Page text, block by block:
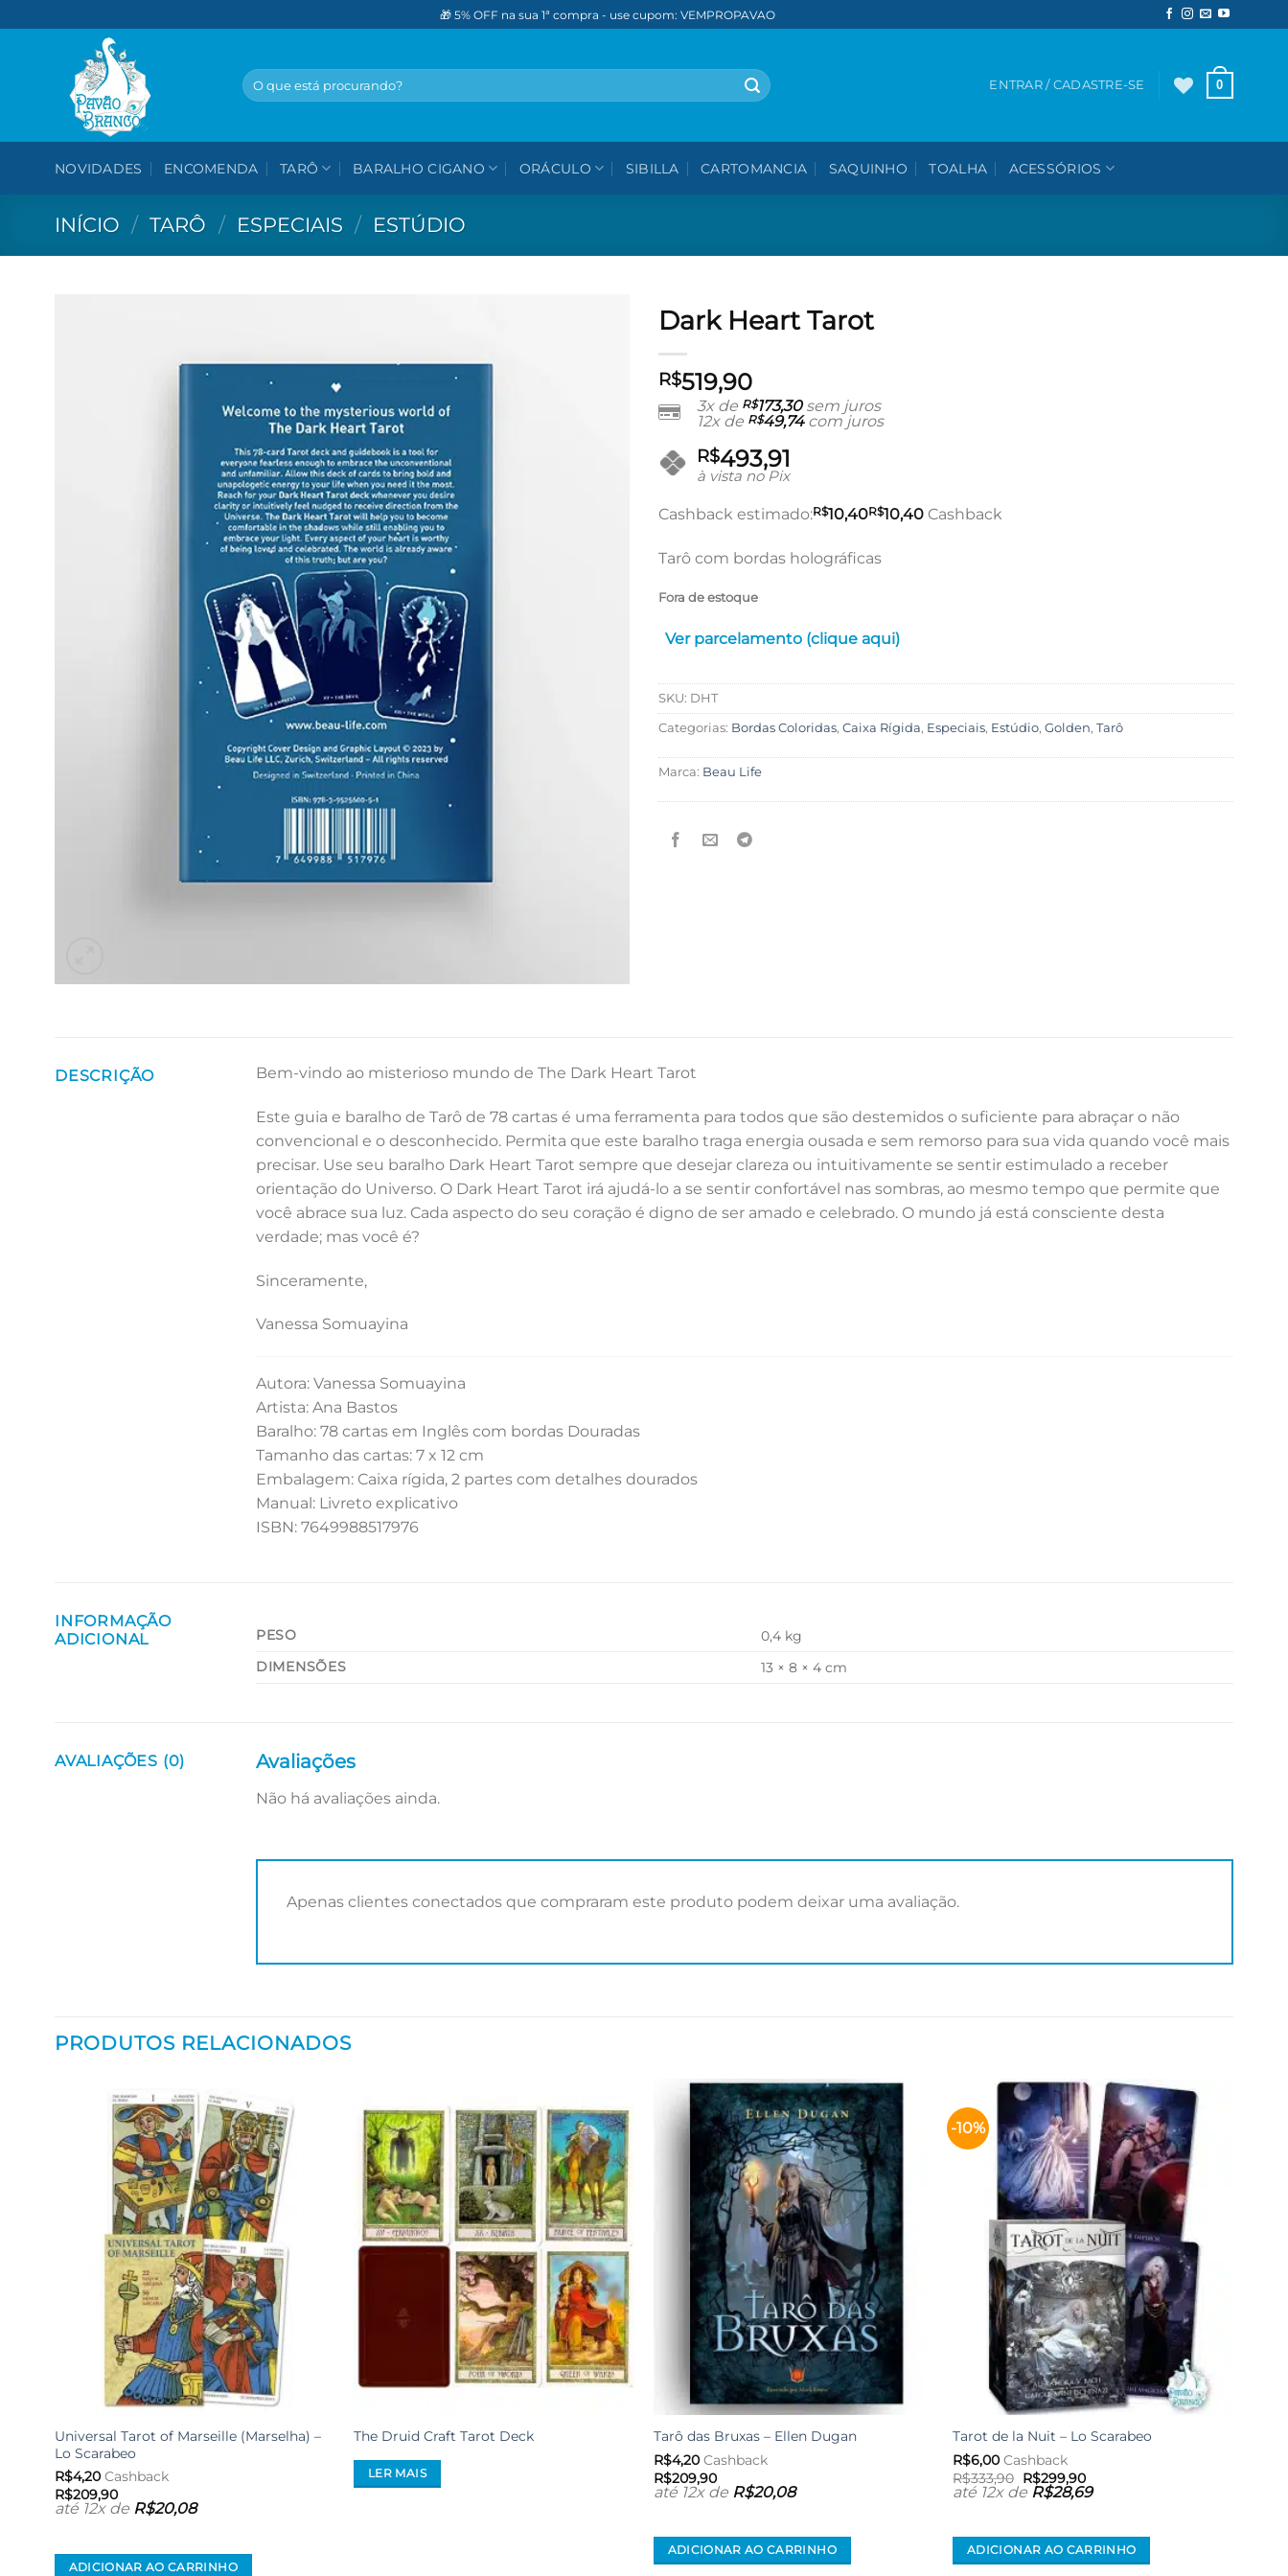
to
🎁 5% OFF na sua 1ª compra - use cupom: VEMPROPAVAO
Pesquisar
por:
ENTRAR / CADASTRE-SE 0
NOVIDADES ENCOMENDA TARÔ BARALHO CIGANO ORÁCULO SIBILLA CARTOMANCIA SAQUINHO TOALHA ACESSÓRIOS
INÍCIO / TARÔ / ESPECIAIS / ESTÚDIO
Dark Heart Tarot
R$519,90
3x de R$173,30sem juros
12x de R$49,74com juros
R$493,91
à vista no Pix
Cashback estimado:R$10,40R$10,40 Cashback
Tarô com bordas holográficas
Fora de estoque
Ver parcelamento (clique aqui)
SKU: DHT
Categorias: Bordas Coloridas, Caixa Rígida, Especiais, Estúdio, Golden, Tarô
Marca: Beau Life
DESCRIÇÃO Bem-vindo ao misterioso mundo de The Dark Heart Tarot
Este guia e baralho de Tarô de 78 cartas é uma ferramenta para todos que são destemidos o suficiente para abraçar o não
convencional e o desconhecido. Permita que este baralho traga energia ousada e sem remorso para sua vida quando você mais
precisar. Use seu baralho Dark Heart Tarot sempre que desejar clareza ou intuitivamente se sentir estimulado a receber
orientação do Universo. O Dark Heart Tarot irá ajudá-lo a se sentir confortável nas sombras, ao mesmo tempo que permite que
você abrace sua luz. Cada aspecto do seu coração é digno de ser amado e celebrado. O mundo já está consciente desta
verdade; mas você é?
Sinceramente,
Vanessa Somuayina
Autora: Vanessa Somuayina
Artista: Ana Bastos
Baralho: 78 cartas em Inglês com bordas Douradas
Tamanho das cartas: 7 x 12 cm
Embalagem: Caixa rígida, 2 partes com detalhes dourados
Manual: Livreto explicativo
ISBN: 7649988517976
INFORMAÇÃO
ADICIONAL
PESO
0,4 kg
DIMENSÕES
13 × 8 × 4 cm
AVALIAÇÕES (0) Avaliações
Não há avaliações ainda.
Apenas clientes conectados que compraram este produto podem deixar uma avaliação.
PRODUTOS RELACIONADOS
Adicionar
aos meus
desejos
Universal Tarot of Marseille (Marselha) –
Lo Scarabeo
R$4,20Cashback
R$209,90
até 12x de R$20,08
ADICIONAR AO CARRINHO
Adicionar
aos meus
desejos
The Druid Craft Tarot Deck
LER MAIS
Adicionar
aos meus
desejos
Tarô das Bruxas – Ellen Dugan
R$4,20Cashback
R$209,90
até 12x de R$20,08
ADICIONAR AO CARRINHO
-10%
Adicionar
aos meus
desejos
Tarot de la Nuit – Lo Scarabeo
R$6,00Cashback
R$333,90 O
preço
original
R$299,90O
preço
até 12x de R$28,69
ADICIONAR AO CARRINHO